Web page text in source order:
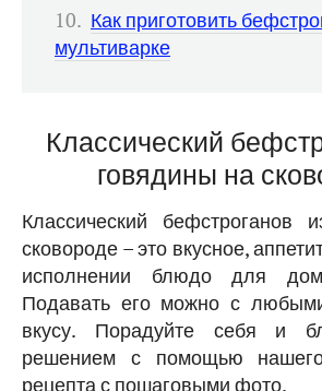
Как приготовить
мультиварке
Классический
говядины на
Классический бефстроганов
сковороде – это вкусное,
исполнении блюдо для
Подавать его можно с
вкусу. Порадуйте себя и
решением с помощью нашего
рецепта с пошаговыми фото.